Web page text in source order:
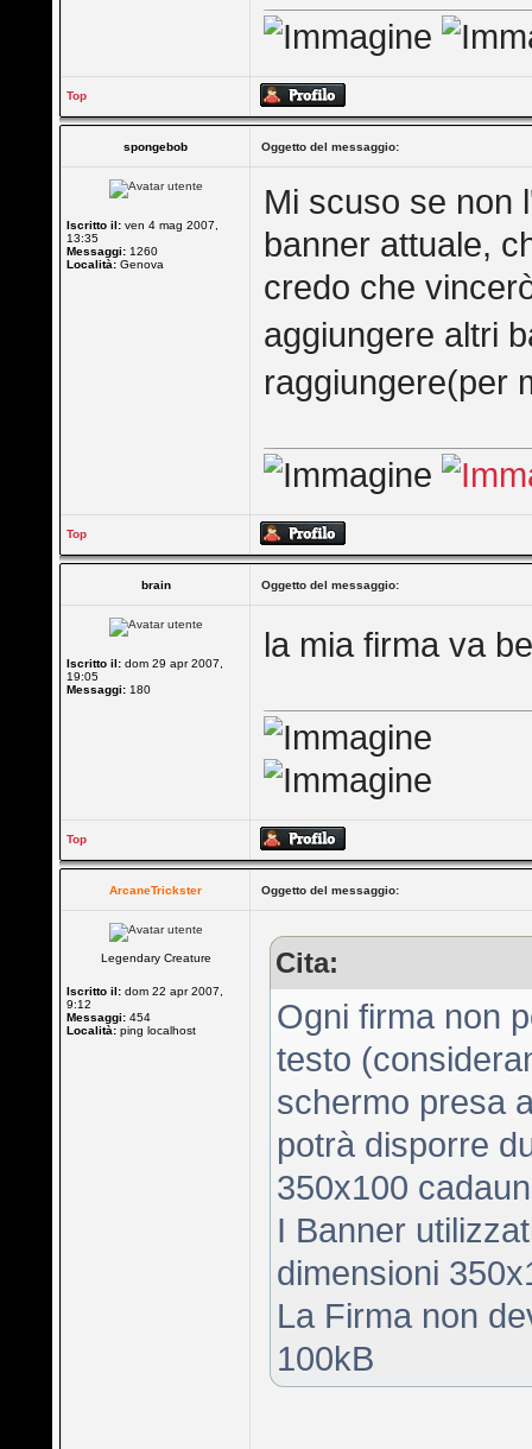
Top
spongebob Oggetto del messaggio:
Iscritto il: ven 4 mag 2007,
13:35
Messaggi: 1260
Località: Genova
Mi scuso se non
banner attuale,
credo che
aggiungere altri
raggiungere(per
Top
brain Oggetto del messaggio:
Iscritto il: dom 29 apr 2007,
19:05
Messaggi: 180
la mia firma va
Top
ArcaneTrickster Oggetto del messaggio:
Legendary Creature
Iscritto il: dom 22 apr 2007,
9:12
Messaggi: 454
Località: ping localhost
Cita:
Ogni firma non
testo
schermo presa
potrà disporre
350x100
I Banner
dimensioni
La Firma non
100kB